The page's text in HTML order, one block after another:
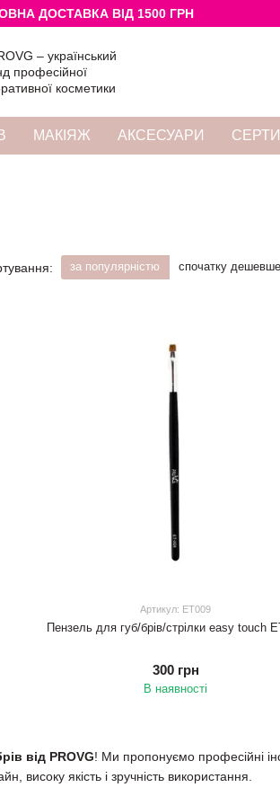
ДОСТАВКА ВІД 1500 ГРН
МАКІЯЖ АКСЕСУАРИ
за популярністю спочатку дешевше
від PROVG! Ми пропонуємо професійні
високу якість і зручність використання.
Артикул: ET009
Пензель для губ/брів/стрілки easy touch
300 грн
В наявності